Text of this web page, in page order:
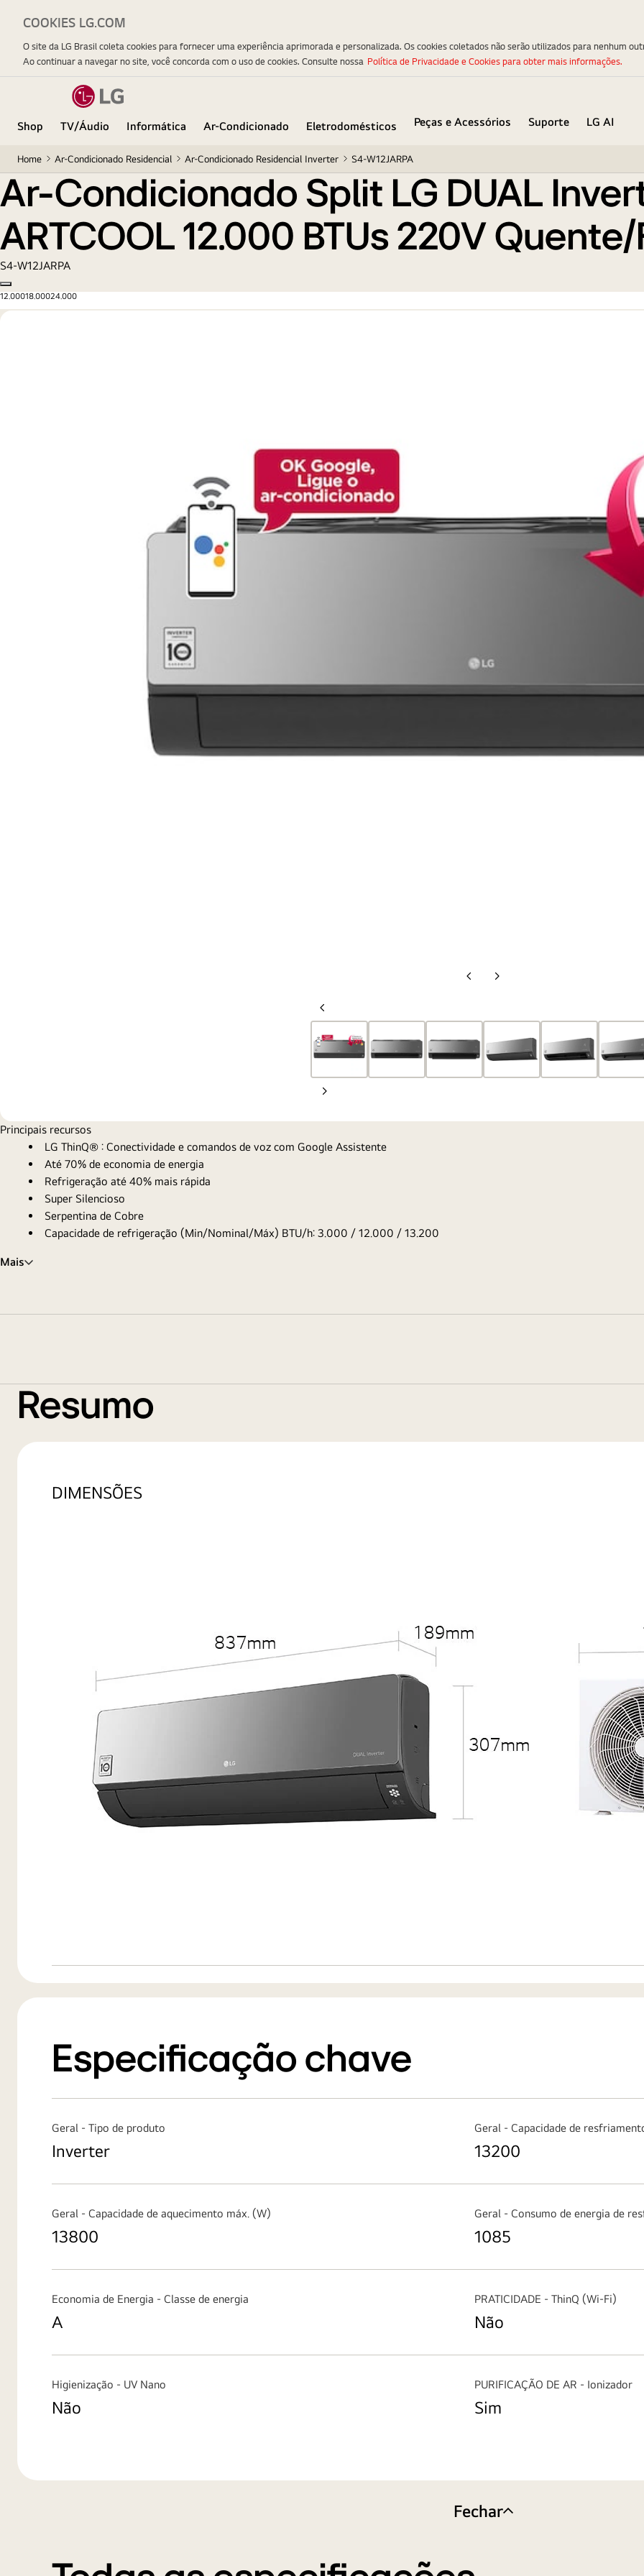
Shop TV/Áudio Informática Ar-Condicionado Eletrodomésticos Peças e Acessórios Suporte LG AI
Home Ar-Condicionado Residencial Ar-Condicionado Residencial Inverter S4-W12JARPA
Ar-Condicionado Split LG DUAL Inverter VOICE ARTCOOL 12.000 BTUs 220V Quente/Frio S4-W12JARP
Ar-Condicionado Split LG DUAL
ARTCOOL 12.000 BTUs 220V
S4-W12JARPA
Copy model name
12.00018.00024.000
Slide
Próximo
Slide
Próximo
Principais recursos
LG ThinQ® : Conectividade e comandos de voz com Google Assistente
Até 70% de economia de energia
Refrigeração até 40% mais rápida
Super Silencioso
Serpentina de Cobre
Capacidade de refrigeração (Min/Nominal/Máx) BTU/h: 3.000 / 12.000 / 13.200
Mais
Resumo
DIMENSÕES
Especificação chave
Geral - Tipo de produto
Inverter
Geral - Capacidade de
13200
Geral - Capacidade de aquecimento máx. (W)
13800
Geral - Consumo de energia de
1085
Economia de Energia - Classe de energia
A
PRATICIDADE - ThinQ (Wi-Fi)
Não
Higienização - UV Nano
Não
PURIFICAÇÃO DE AR - Ionizador
Sim
Fechar
COOKIES LG.COM
O site da LG Brasil coleta cookies para fornecer uma experiência aprimorada e personalizada. Os cookies coletados não serão utilizados para nenhum
Ao continuar a navegar no site, você concorda com o uso de cookies. Consulte nossa Política de Privacidade e Cookies para obter mais informações.